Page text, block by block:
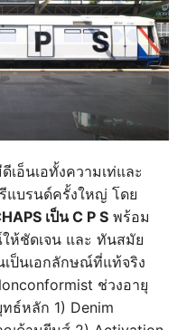
อ็นเอทั้งความเท่และ
แบรนด์ครั้งใหญ่ โดย
เป็น C P S พร้อม
ห้ชัดเจน และ ทันสมัย
ป็นเอกลักษณ์ที่แท้จริง
ช่วงอายุ
ธ์หลัก 1) Denim